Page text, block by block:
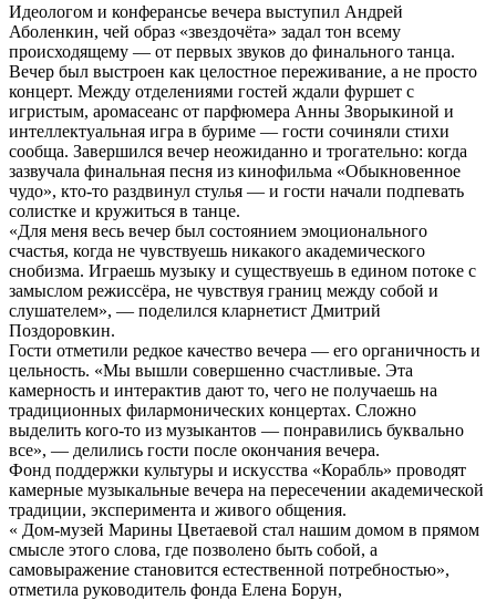
Идеологом и конферансье вечера выступил Андрей
Аболенкин, чей образ «звездочёта» задал тон всему
происходящему — от первых звуков до финального танца.
Вечер был выстроен как целостное переживание, а не просто
концерт. Между отделениями гостей ждали фуршет с
игристым, аромасеанс от парфюмера Анны Зворыкиной и
интеллектуальная игра в буриме — гости сочиняли стихи
сообща. Завершился вечер неожиданно и трогательно: когда
зазвучала финальная песня из кинофильма «Обыкновенное
чудо», кто-то раздвинул стулья — и гости начали подпевать
солистке и кружиться в танце.
«Для меня весь вечер был состоянием эмоционального
счастья, когда не чувствуешь никакого академического
снобизма. Играешь музыку и существуешь в едином потоке с
замыслом режиссёра, не чувствуя границ между собой и
слушателем», — поделился кларнетист Дмитрий
Поздоровкин.
Гости отметили редкое качество вечера — его органичность и
цельность. «Мы вышли совершенно счастливые. Эта
камерность и интерактив дают то, чего не получаешь на
традиционных филармонических концертах. Сложно
выделить кого-то из музыкантов — понравились буквально
все», — делились гости после окончания вечера.
Фонд поддержки культуры и искусства «Корабль» проводят
камерные музыкальные вечера на пересечении академической
традиции, эксперимента и живого общения.
« Дом-музей Марины Цветаевой стал нашим домом в прямом
смысле этого слова, где позволено быть собой, а
самовыражение становится естественной потребностью»,
отметила руководитель фонда Елена Борун,